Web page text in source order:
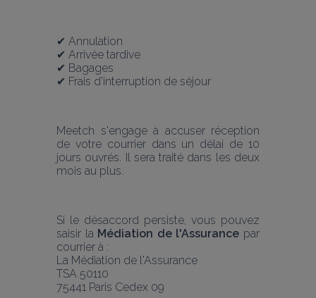
✔ Annulation
✔ Arrivée tardive
✔ Bagages
✔ Frais d'interruption de séjour
Meetch s'engage à accuser réception
de votre courrier dans un délai de 10
jours ouvrés. Il sera traité dans les deux
mois au plus.
Si le désaccord persiste, vous pouvez
saisir la Médiation de l'Assurance par
courrier à :
La Médiation de l'Assurance
TSA 50110
75441 Paris Cedex 09